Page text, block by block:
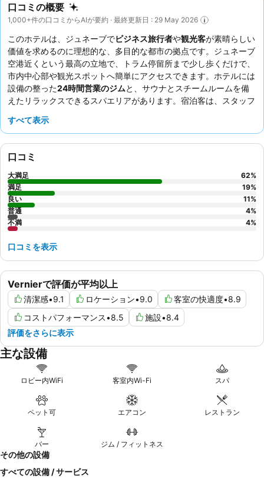
口コミの概要
1,000+件の口コミからAIが要約 · 最終更新日 : 29 May 2026
このホテルは、ジュネーブでビジネス旅行者や観光客が素晴らしい
価値を求めるのに理想的な、多目的な都市の拠点です。ジュネーブ
空港近くという最高の立地で、トラム停留所まで少し歩くだけで、
市内中心部や観光スポットへ簡単にアクセスできます。ホテルには
設備の整った24時間営業のジムと、サウナとスチームルームを備
えたリラックスできるスパエリアがあります。宿泊客は、スタッフ
ッフェを一貫して高く評価しています。本当に便利な滞在のため
すべて表示
Vernierで評価が平均以上
清潔感•9.1 ロケーション•9.0 客室の快適度•8.9
コストパフォーマンス•8.5 施設•8.4
評価をさらに表示
口コミ
大満足 62%
満足
19%
良い
11%
普通
4%
不満
4%
口コミを表示
主な設備
ロビー内WiFi 客室内Wi-Fi スパ
ペット可 エアコン レストラン
バー ジム / フィットネス
その他の設備
すべての設備 / サービス